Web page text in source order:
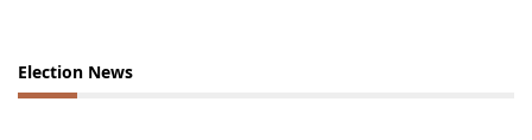
Election News